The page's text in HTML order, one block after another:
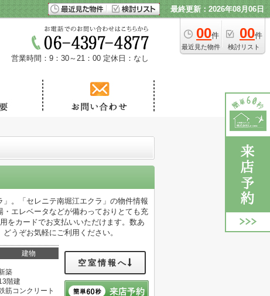
最終更新：2026年08月06日
00件
最近見た物件
00件
検討リスト
営業時間：9：30～21：00 定休日：なし
。「セレニテ南堀江エクラ」の物件情報
エレベータなどが備わっておりとても充
をカードでお支払いいただけます。数あ
うぞお気軽にご利用ください。
建物
築
階建
筋コンクリート
空室情報へ